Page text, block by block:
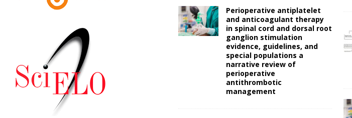
Perioperative antiplatelet
and anticoagulant therapy
in spinal cord and dorsal root
ganglion stimulation
evidence, guidelines, and
special populations a
narrative review of
perioperative
antithrombotic
management